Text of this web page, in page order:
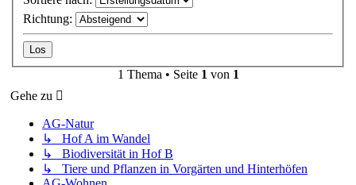
Richtung:
1 Thema • Seite 1 von 1
Gehe zu
AG-Natur
↳ Hof A im Wandel
↳ Biodiversität in Hof B
↳ Tiere und Pflanzen in Vorgärten und Hinterhöfen